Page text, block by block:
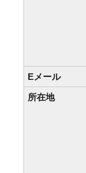
Eメール
所在地